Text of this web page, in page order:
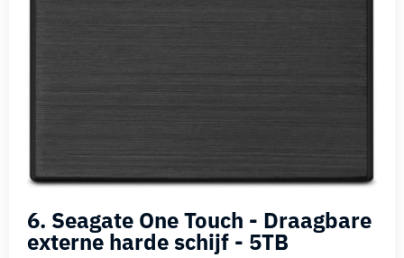
6. Seagate One Touch - Draagbare
externe harde schijf - 5TB